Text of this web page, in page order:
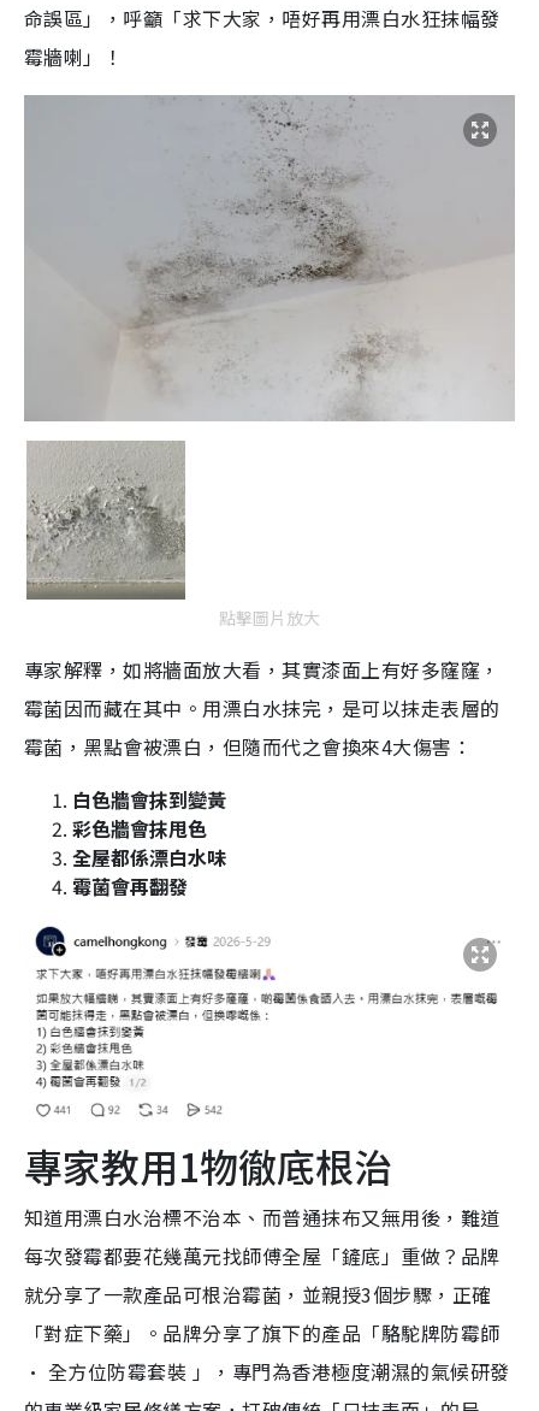
命誤區」，呼籲「求下大家，唔好再用漂白水狂抹幅發
霉牆喇」！
點擊圖片放大
專家解釋，如將牆面放大看，其實漆面上有好多窿窿，
霉菌因而藏在其中。用漂白水抹完，是可以抹走表層的
霉菌，黑點會被漂白，但隨而代之會換來4大傷害：
白色牆會抹到變黃
彩色牆會抹甩色
全屋都係漂白水味
霉菌會再翻發
專家教用1物徹底根治
知道用漂白水治標不治本、而普通抹布又無用後，難道
每次發霉都要花幾萬元找師傅全屋「鏟底」重做？品牌
就分享了一款產品可根治霉菌，並親授3個步驟，正確
「對症下藥」。品牌分享了旗下的產品「駱駝牌防霉師
· 全方位防霉套裝 」，專門為香港極度潮濕的氣候研發